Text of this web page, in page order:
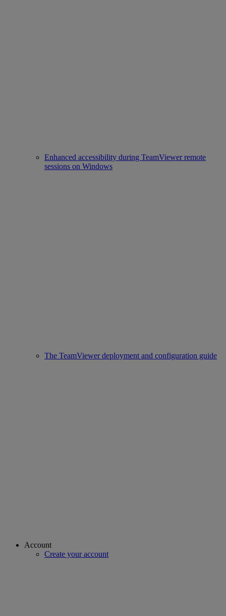
Enhanced accessibility during TeamViewer remote
sessions on Windows
The TeamViewer deployment and configuration guide
Account
Create your account